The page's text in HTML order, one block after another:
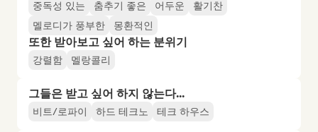
중독성 있는 춤추기 좋은 어두운
활기찬
멜로디가 풍부한
몽환적인
또한 받아보고 싶어 하는 분위기
강렬함 멜랑콜리
그들은 받고 싶어 하지 않는다...
비트/로파이 하드 테크노 테크 하우스